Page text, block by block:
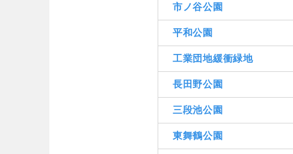
市ノ谷公園
平和公園
工業団地緩衝緑地
長田野公園
三段池公園
東舞鶴公園